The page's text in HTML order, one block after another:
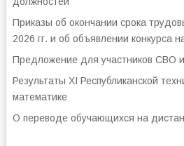
Приказы об окончании срока
2026 гг. и об объявлении конкурса
Предложение для участников СВО
Результаты XI Республиканской
математике
О переводе обучающихся на